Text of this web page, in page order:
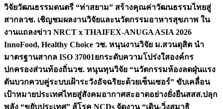
วิจัยวัฒนธรรมดนตรี “ท่าสยาม” สร้างคุณค่าวัฒนธรรมไทยสู่
สากลวช. เชิญชมผลงานวิจัยและนวัตกรรมอาหารสุขภาพ ใน
งานแถลงข่าว NRCT x THAIFEX-ANUGA ASIA 2026
InnoFood, Healthy Choice วช. หนุนงานวิจัย ม.สวนดุสิต นำ
มาตรฐานสากล ISO 37001ยกระดับความโปร่งใสองค์กร
ปกครองส่วนท้องถิ่นวช. หนุนทุนวิจัย “นวัตกรรมห้องลดฝุ่นแรง
ดันบวกควบคู่ระบบเฝ้าระวังอัจฉริยะด้วยเซ็นเซอร์” ขับเคลื่อน
เป้าหมายประเทศไทยสู่สังคมอากาศสะอาดอย่างยั่งยืนสสส.ปลุก
พลัง “ขยับประเทศ” สู้โรค NCDs จัดงาน “เดิน-วิ่งสมาธิ